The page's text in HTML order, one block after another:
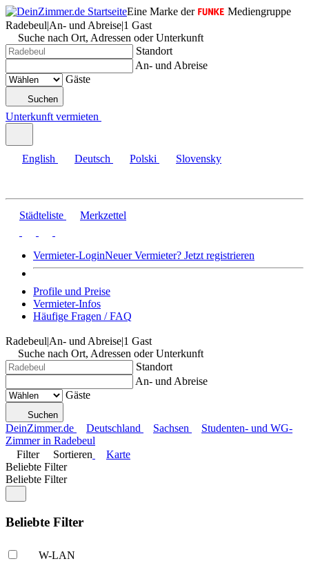
Eine Marke der
Mediengruppe
Radebeul|An- und Abreise|1 Gast
Suche nach Ort, Adressen oder Unterkunft
Standort
An- und Abreise
Gäste
Suchen
Unterkunft vermieten
English Deutsch Polski Slovensky
Städteliste Merkzettel
Vermieter-LoginNeuer Vermieter? Jetzt registrieren
Profile und Preise
Vermieter-Infos
Häufige Fragen / FAQ
Radebeul|An- und Abreise|1 Gast
Suche nach Ort, Adressen oder Unterkunft
Standort
An- und Abreise
Gäste
Suchen
DeinZimmer.de Deutschland Sachsen
Studenten- und WG-
Zimmer in Radebeul
Filter
Sortieren
Karte
Beliebte Filter
Beliebte Filter
Beliebte Filter
W-LAN